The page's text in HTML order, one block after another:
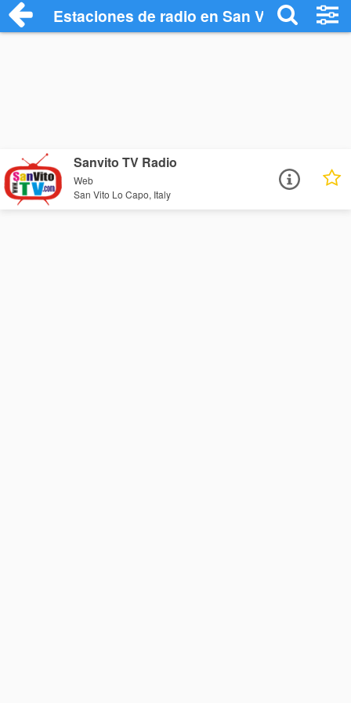
Estaciones de radio en San Vito Lo
Sanvito TV Radio
Web
San Vito Lo Capo, Italy